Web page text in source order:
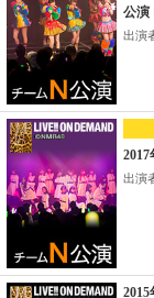
公演
出演
出演